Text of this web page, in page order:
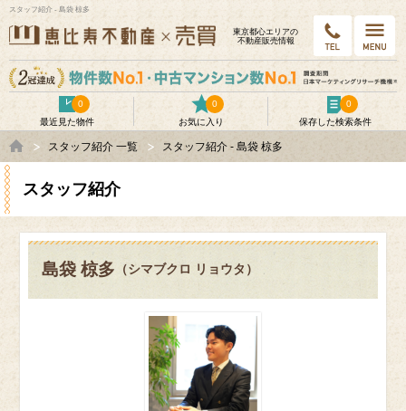
スタッフ紹介 - 島袋 椋多
東京都⼼エリアの
不動産販売情報
最近見た物件
0
お気に入り
0
保存した検索条件
0
スタッフ紹介 一覧 スタッフ紹介 - 島袋 椋多
スタッフ紹介
島袋 椋多 （シマブクロ リョウタ）